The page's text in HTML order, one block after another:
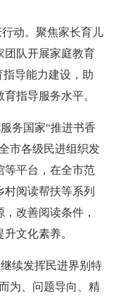
动。聚焦家长育儿
团队开展家庭教育
导能力建设，助
指导服务水平。
务国家“推进书香
市各级民进组织发
等平台，在全市范
阅读帮扶等系列
改善阅读条件，
文化素养。
续发挥民进界别特
为、问题导向、精